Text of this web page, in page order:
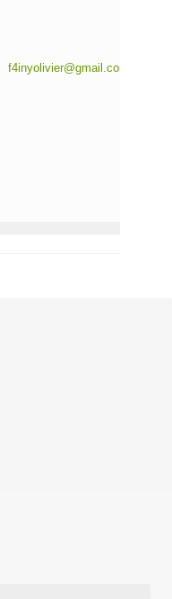
f4inyolivier@gmail.com